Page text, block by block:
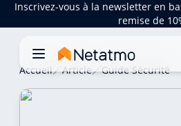
Inscrivez-vous à la newsletter en
remise de
Accueil Article Guide Sécurité